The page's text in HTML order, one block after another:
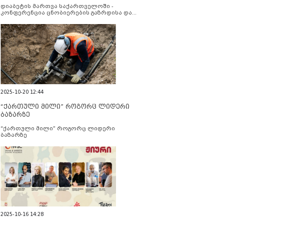
დიაბეტის მართვა საქართველოში -
კონფერენცია ცნობიერების გაზრდისა და
2025-10-20 12:44
“ქართული მილი” როგორც ლიდერი
ბაზარზე
“ქართული მილი” როგორც ლიდერი
ბაზარზე
2025-10-16 14:28